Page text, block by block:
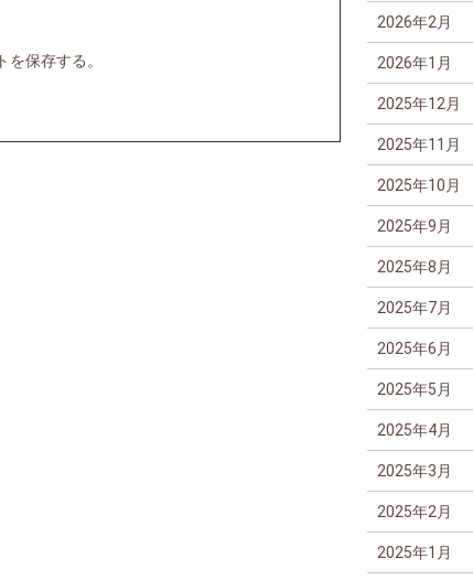
保存する。
2026年2月
2026年1月
2025年12月
2025年11月
2025年10月
2025年9月
2025年8月
2025年7月
2025年6月
2025年5月
2025年4月
2025年3月
2025年2月
2025年1月